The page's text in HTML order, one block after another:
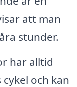
att man
stunder.
har alltid
och kan